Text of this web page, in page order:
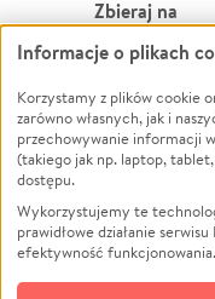
Zbieraj na
Leczenie
Zwierzęta
Pożar
Ukraina
Pomoc Finansowa
Projekty
Pogrzeb
Informacje o plikach
Korzystamy z plików cookie
zarówno własnych, jak i
przechowywanie informacji
(takiego jak np. laptop,
dostępu.
Wykorzystujemy te
prawidłowe działanie
efektywność